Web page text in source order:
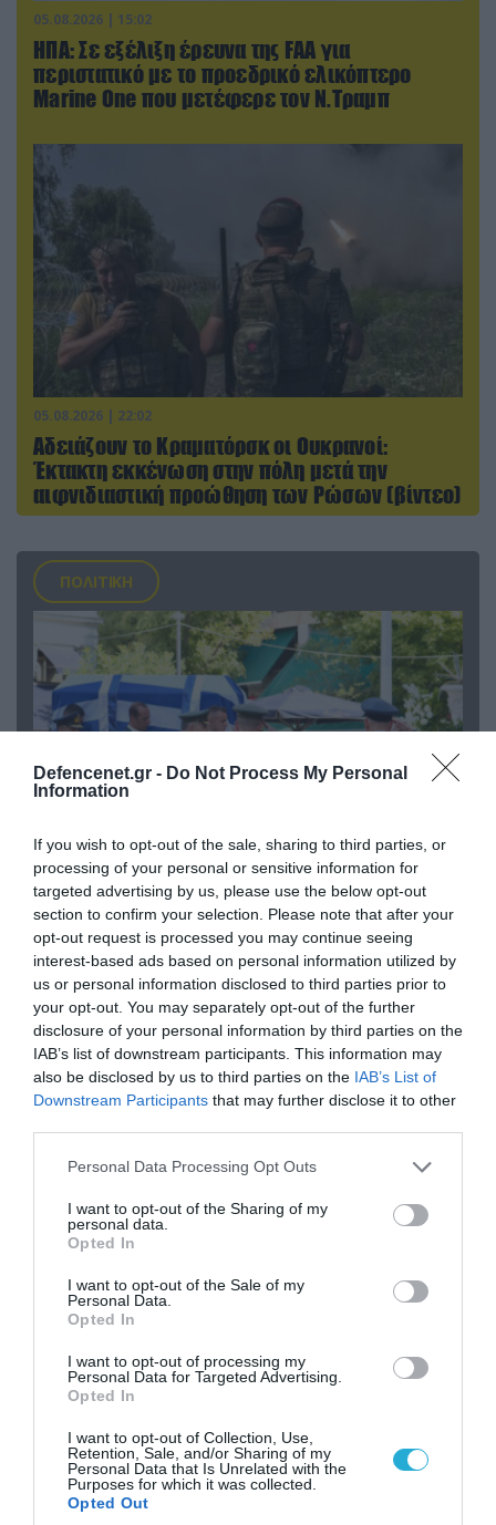
Defencenet.gr - Do Not Process My Personal
Information
If you wish to opt-out of the sale, sharing to third parties, or
processing of your personal or sensitive information for
targeted advertising by us, please use the below opt-out
section to confirm your selection. Please note that after your
opt-out request is processed you may continue seeing
interest-based ads based on personal information utilized by
us or personal information disclosed to third parties prior to
your opt-out. You may separately opt-out of the further
disclosure of your personal information by third parties on the
IAB’s list of downstream participants. This information may
also be disclosed by us to third parties on the IAB’s List of
Downstream Participants that may further disclose it to other
Please note that this website/app uses one or more Google
not limited to your visit or usage behaviour. You may click to
grant or deny consent to Google and its third-party tags to
use your data for below specified purposes in below Google
consent section.
Personal Data Processing Opt Outs
I want to opt-out of the Sharing of my
personal data.
Opted In
I want to opt-out of the Sale of my
Personal Data.
Opted In
I want to opt-out of processing my
Personal Data for Targeted Advertising.
Opted In
I want to opt-out of Collection, Use,
Retention, Sale, and/or Sharing of my
Personal Data that Is Unrelated with the
Purposes for which it was collected.
Opted Out
05.08.2026 | 15:02
ΗΠΑ: Σε εξέλιξη έρευνα της FAA για
περιστατικό με το προεδρικό ελικόπτερο
Marine One που μετέφερε τον Ν.Τραμπ
05.08.2026 | 22:02
Αδειάζουν το Κραματόρσκ οι Ουκρανοί:
Έκτακτη εκκένωση στην πόλη μετά την
αιφνιδιαστική προώθηση των Ρώσων (βίντεο)
ΠΟΛΙΤΙΚΗ
04.08.2026 | 15:02
Αυτή την ώρα το τελευταίο «αντίο» στον πρώην
υπουργό Ι.Βαρβιτσιώτη (φωτο)
04.08.2026 | 13:02
Η ανακοίνωση του Πανελλήνιου Σωματείου
Πυροσβεστών για την δημοσιογράφο του OPEN
που γέλασε στη φωτιά